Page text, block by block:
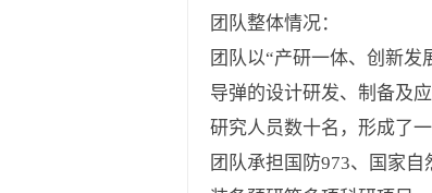
团队整体情况：
团队以“产研一体、创新
导弹的设计研发、制备及
研究人员数十名，形成了
团队承担国防973、国家